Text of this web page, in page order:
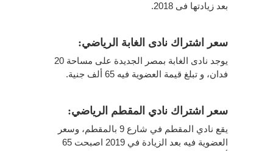
بعد زيادتها فى 2018.
سعر اشتراك نادى الغابة الرياضي:
يوجد نادى الغابة بمصر الجديدة على مساحة 20
فدان، و تبلغ قيمة العضوية فيه 65 ألف جنية.
سعر اشتراك نادي المقطم الرياضي:
يقع نادي المقطم في شارع 9 بالمقطم، وسعر
العضوية فيه بعد الزيادة في 2019 اصبحت 65